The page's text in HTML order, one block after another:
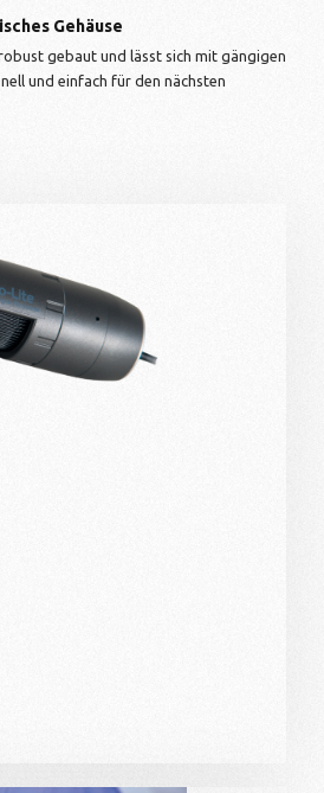
Gehäuse
gebaut und lässt sich mit gängigen
und einfach für den nächsten